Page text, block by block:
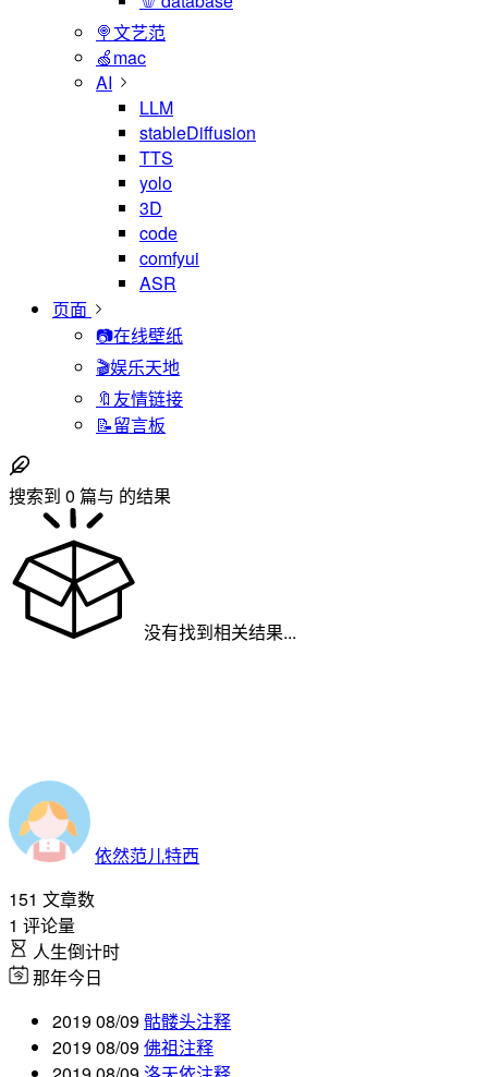
🍭文艺范
🍏mac
AI
LLM
stableDiffusion
TTS
yolo
3D
code
comfyui
ASR
页面
📷在线壁纸
🎬娱乐天地
🔖友情链接
📝留言板
搜索到 0 篇与 的结果
没有找到相关结果...
依然范儿特西
151 文章数
1 评论量
人生倒计时
那年今日
2019 08/09骷髅头注释
2019 08/09佛祖注释